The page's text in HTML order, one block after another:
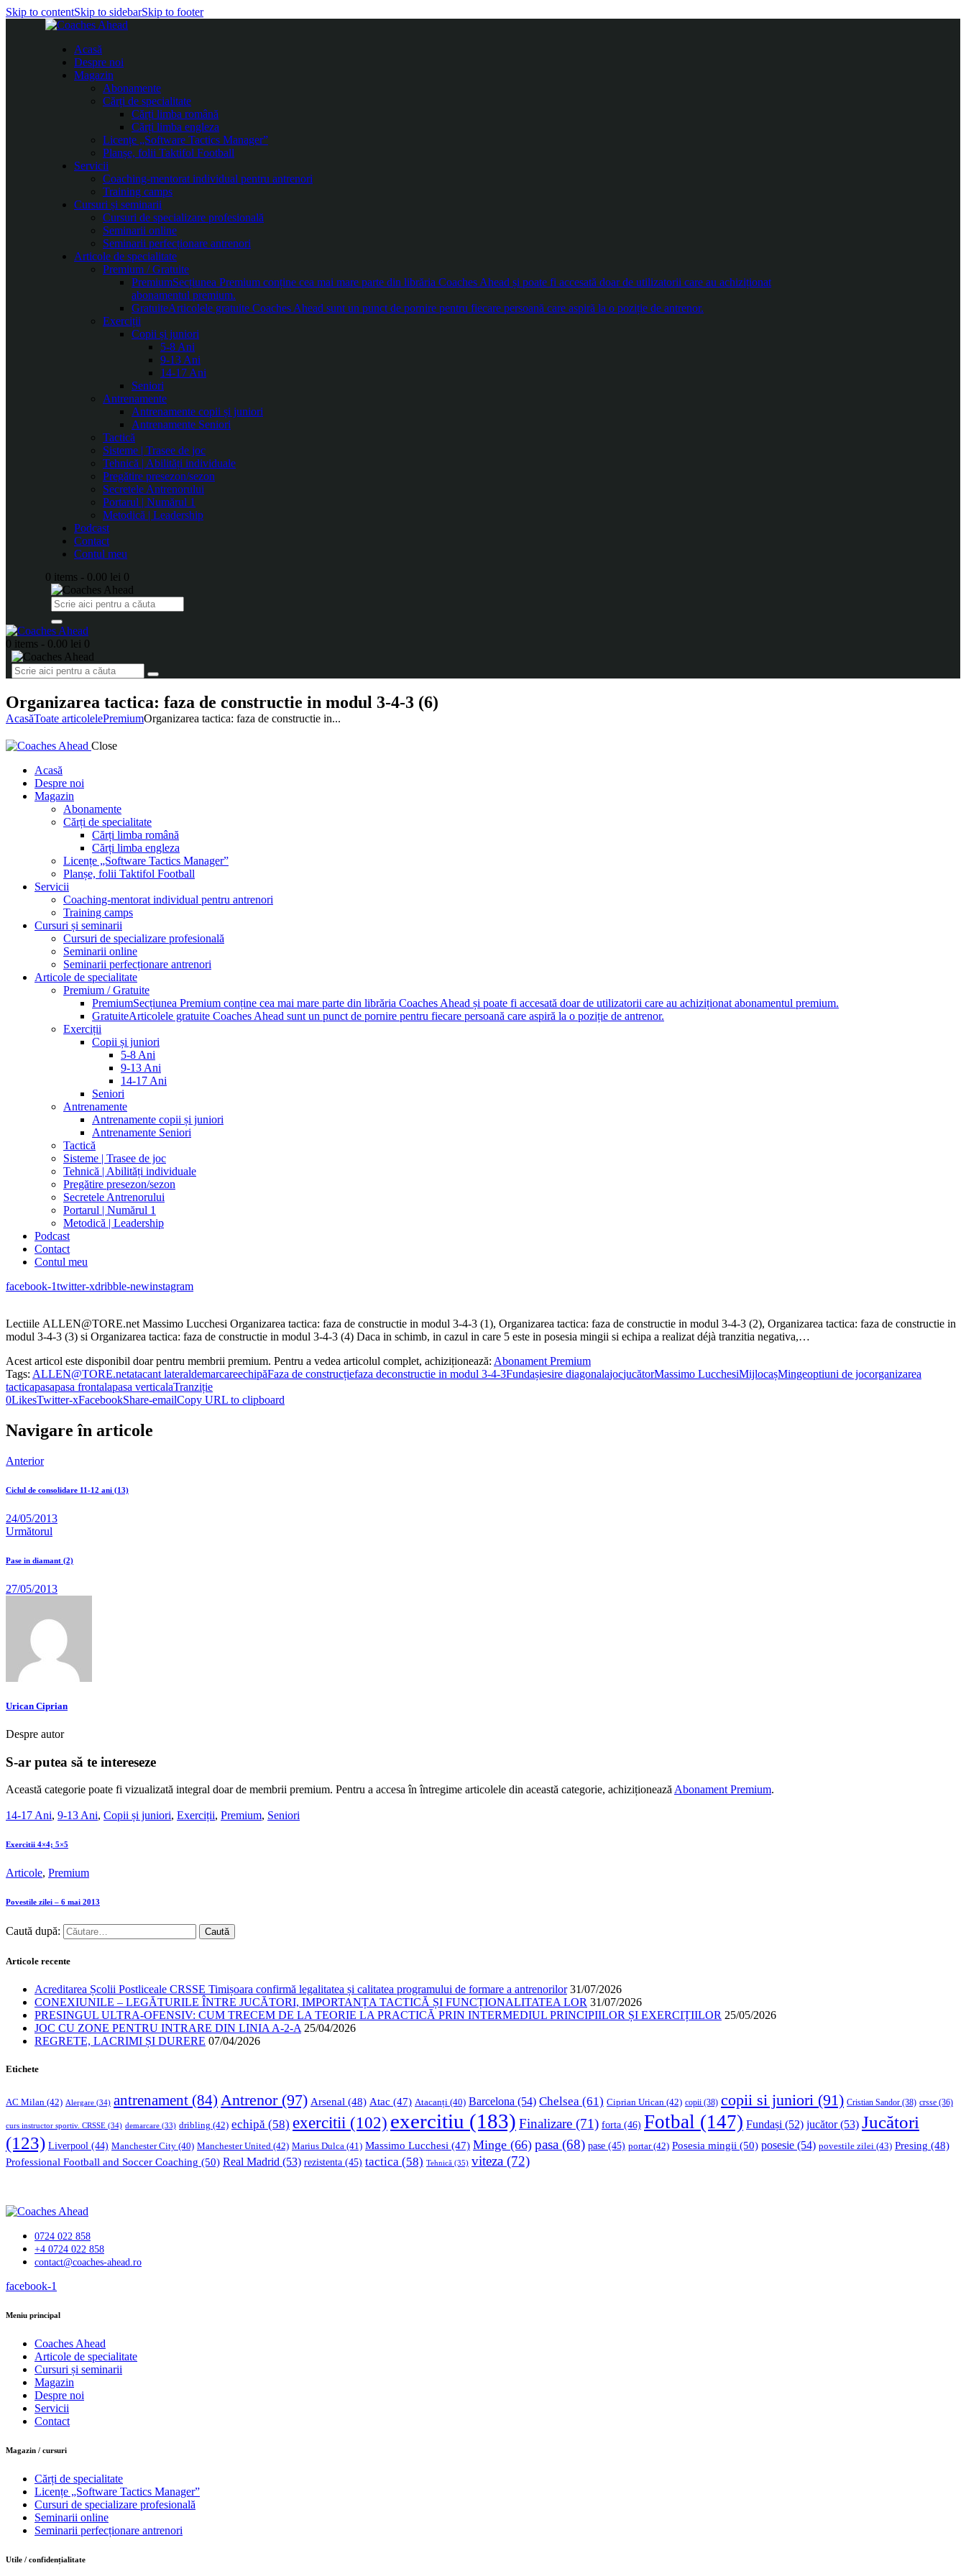
Skip to contentSkip to sidebarSkip to footer
Acasă
Despre noi
Magazin
Abonamente
Cărți de specialitate
Cărți limba română
Cărți limba engleza
Licențe „Software Tactics Manager”
Planșe, folii Taktifol Football
Servicii
Coaching-mentorat individual pentru antrenori
Training camps
Cursuri și seminarii
Cursuri de specializare profesională
Seminarii online
Seminarii perfecționare antrenori
Articole de specialitate
Premium / Gratuite
PremiumSecțiunea Premium conține cea mai mare parte din librăria Coaches Ahead și poate fi accesată doar de utilizatorii care au achiziționat
abonamentul premium.
GratuiteArticolele gratuite Coaches Ahead sunt un punct de pornire pentru fiecare persoană care aspiră la o poziție de antrenor.
Exerciții
Copii și juniori
5-8 Ani
9-13 Ani
14-17 Ani
Seniori
Antrenamente
Antrenamente copii și juniori
Antrenamente Seniori
Tactică
Sisteme | Trasee de joc
Tehnică | Abilități individuale
Pregătire presezon/sezon
Secretele Antrenorului
Portarul | Numărul 1
Metodică | Leadership
Podcast
Contact
Contul meu
0 items - 0.00 lei 0
0 items - 0.00 lei 0
Organizarea tactica: faza de constructie in modul 3-4-3 (6)
AcasăToate articolelePremiumOrganizarea tactica: faza de constructie in...
Close
Acasă
Despre noi
Magazin
Abonamente
Cărți de specialitate
Cărți limba română
Cărți limba engleza
Licențe „Software Tactics Manager”
Planșe, folii Taktifol Football
Servicii
Coaching-mentorat individual pentru antrenori
Training camps
Cursuri și seminarii
Cursuri de specializare profesională
Seminarii online
Seminarii perfecționare antrenori
Articole de specialitate
Premium / Gratuite
PremiumSecțiunea Premium conține cea mai mare parte din librăria Coaches Ahead și poate fi accesată doar de utilizatorii care au achiziționat abonamentul premium.
GratuiteArticolele gratuite Coaches Ahead sunt un punct de pornire pentru fiecare persoană care aspiră la o poziție de antrenor.
Exerciții
Copii și juniori
5-8 Ani
9-13 Ani
14-17 Ani
Seniori
Antrenamente
Antrenamente copii și juniori
Antrenamente Seniori
Tactică
Sisteme | Trasee de joc
Tehnică | Abilități individuale
Pregătire presezon/sezon
Secretele Antrenorului
Portarul | Numărul 1
Metodică | Leadership
Podcast
Contact
Contul meu
facebook-1twitter-xdribble-newinstagram
Lectiile ALLEN@TORE.net Massimo Lucchesi Organizarea tactica: faza de constructie in modul 3-4-3 (1), Organizarea tactica: faza de constructie in modul 3-4-3 (2), Organizarea tactica: faza de constructie in
modul 3-4-3 (3) si Organizarea tactica: faza de constructie in modul 3-4-3 (4) Daca in schimb, in cazul in care 5 este in posesia mingii si echipa a realizat déjà tranzitia negativa,…
Acest articol este disponibil doar pentru membrii premium. Pentru a vedea articolul complet, achiziționează: Abonament Premium
Tags: ALLEN@TORE.netatacant lateraldemarcareechipăFaza de construcțiefaza deconstructie in modul 3-4-3Fundașiesire diagonalajocjucătorMassimo LucchesiMijlocașMingeoptiuni de jocorganizarea
tacticapasapasa frontalapasa verticalaTranziție
0LikesTwitter-xFacebookShare-emailCopy URL to clipboard
Navigare în articole
Anterior
Ciclul de consolidare 11-12 ani (13)
24/05/2013
Următorul
Pase in diamant (2)
27/05/2013
Urican Ciprian
Despre autor
S-ar putea să te intereseze
Această categorie poate fi vizualizată integral doar de membrii premium. Pentru a accesa în întregime articolele din această categorie, achiziționeazăAbonament Premium.
14-17 Ani, 9-13 Ani, Copii și juniori, Exerciții, Premium, Seniori
Exercitii 4×4; 5×5
Articole, Premium
Povestile zilei – 6 mai 2013
Caută după:
Articole recente
Acreditarea Școlii Postliceale CRSSE Timișoara confirmă legalitatea și calitatea programului de formare a antrenorilor 31/07/2026
CONEXIUNILE – LEGĂTURILE ÎNTRE JUCĂTORI, IMPORTANȚA TACTICĂ ȘI FUNCȚIONALITATEA LOR 31/07/2026
PRESINGUL ULTRA-OFENSIV: CUM TRECEM DE LA TEORIE LA PRACTICĂ PRIN INTERMEDIUL PRINCIPIILOR ȘI EXERCIȚIILOR 25/05/2026
JOC CU ZONE PENTRU INTRARE DIN LINIA A-2-A 25/04/2026
REGRETE, LACRIMI ȘI DURERE 07/04/2026
Etichete
AC Milan (42) Alergare (34) antrenament (84) Antrenor(97) Arsenal (48) Atac (47) Atacanți (40) Barcelona (54) Chelsea (61) Ciprian Urican (42) copii (38) copii si juniori (91) Cristian Sandor (38) crsse (36)
curs instructor sportiv. CRSSE (34) demarcare (33) dribling (42) echipă (58) exercitii (102) exercitiu (183) Finalizare (71) forta (46) Fotbal (147) Fundași (52) jucător(53) Jucători
(123) Liverpool (44) Manchester City (40) Manchester United (42) Marius Dulca (41) Massimo Lucchesi (47) Minge (66) pasa (68) pase (45) portar(42) Posesia mingii (50) posesie (54) povestile zilei (43) Presing (48)
Professional Football and Soccer Coaching (50) Real Madrid (53) rezistenta (45) tactica (58) Tehnică (35) viteza (72)
0724 022 858
+4 0724 022 858
contact@coaches-ahead.ro
facebook-1
Meniu principal
Coaches Ahead
Articole de specialitate
Cursuri și seminarii
Magazin
Despre noi
Servicii
Contact
Magazin / cursuri
Cărți de specialitate
Licențe „Software Tactics Manager”
Cursuri de specializare profesională
Seminarii online
Seminarii perfecționare antrenori
Utile / confidențialitate